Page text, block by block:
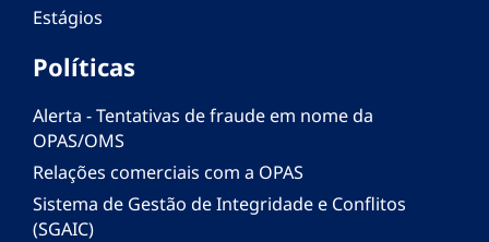
Estágios
Políticas
Alerta - Tentativas de fraude em nome da
OPAS/OMS
Relações comerciais com a OPAS
Sistema de Gestão de Integridade e Conflitos
(SGAIC)